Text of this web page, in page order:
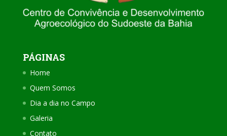
PÁGINAS
Home
Quem Somos
Dia a dia no Campo
Galeria
Contato